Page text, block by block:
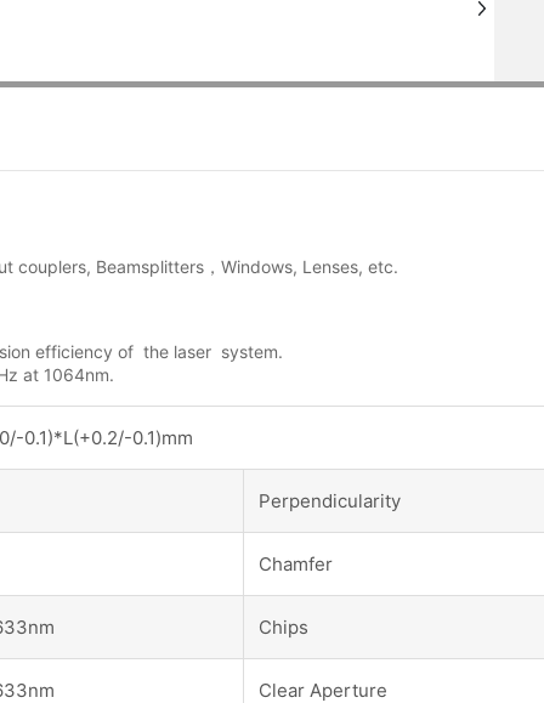
couplers, Beamsplitters，Windows, Lenses, etc.
efficiency of the laser system.
at 1064nm.
0.1)*L(+0.2/-0.1)mm
Perpendicularity
Chamfer
Chips
Clear Aperture